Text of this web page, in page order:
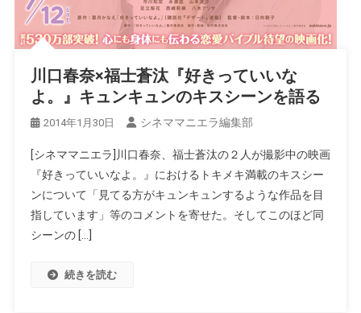
川口春奈×福士蒼汰『好きっていいな
よ。』キュンキュンのキスシーンを語る
2014年1月30日 シネママニエラ編集部
[シネママニエラ]川口春奈、福士蒼汰の２人が撮影中の映画
『好きっていいなよ。』におけるトキメキ満載のキスシー
ンについて「見てる方がキュンキュンするような作品を目
指しています」等のコメントを寄せた。そしてこのほど同
シーンの […]
続きを読む